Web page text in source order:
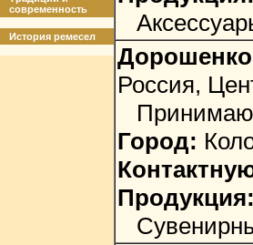
современность
История ремесел
Россия,
Город:
Продукция: